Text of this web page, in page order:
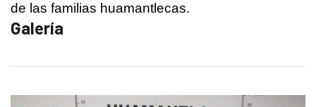
de las familias huamantlecas.
Galería